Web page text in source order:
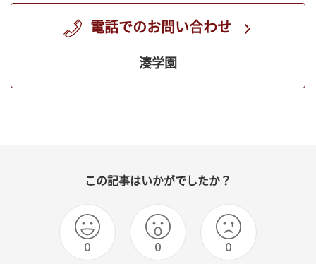
電話でのお問い合わせ
湊学園
この記事はいかがでしたか？
0 0 0